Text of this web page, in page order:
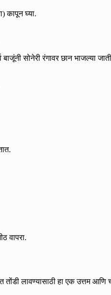
कापून घ्या.
सोनेरी रंगावर छान भाजल्या
वापरा.
लावण्यासाठी हा एक उत्तम आणि